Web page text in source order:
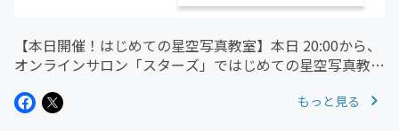
【本日開催！はじめての星空写真教室】本日 20:00から、
オンラインサロン「スターズ」ではじめての星空写真教室
けた最終確認＆相談会です！「展示には何が必要？」「ど
もっと見る